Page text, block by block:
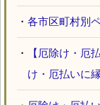
・ 各市区町村別
・
【厄除け・厄
け・厄払いに